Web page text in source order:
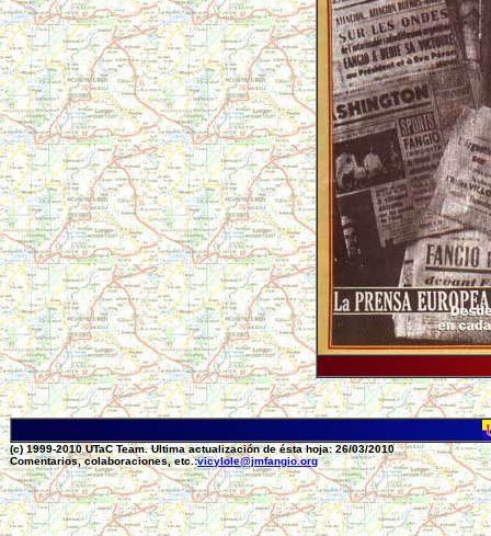
(c) 1999-2010 UTaC Team. Ultima actualización de ésta hoja: 26/03/2010
Comentarios, colaboraciones, etc.:vicylole@jmfangio.org